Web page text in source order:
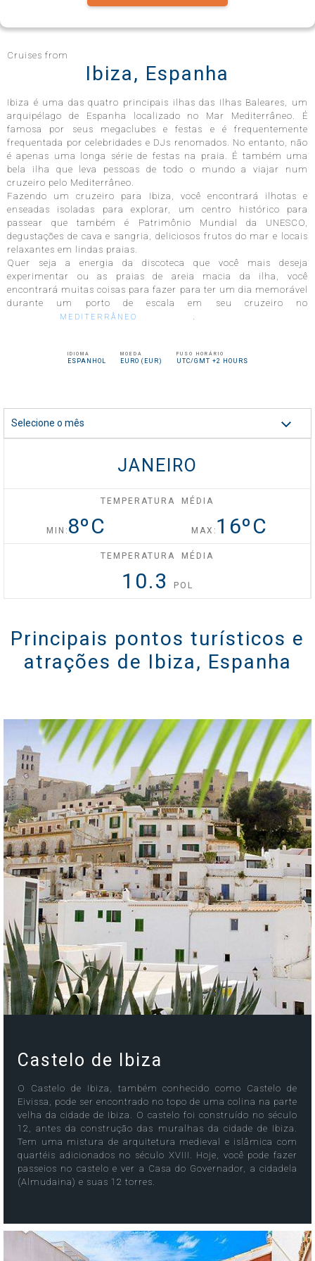
Infinity®
Millennium®
Reflection®
Roamer℠
Seeker℠
Silhouette®
Solstice®
Summit®
XCel℠
Wanderer℠
Cruises from
Ibiza, Espanha
Ibiza é uma das quatro principais ilhas das Ilhas Baleares, um
arquipélago de Espanha localizado no Mar Mediterrâneo. É
famosa por seus megaclubes e festas e é frequentemente
frequentada por celebridades e DJs renomados. No entanto, não
é apenas uma longa série de festas na praia. É também uma
bela ilha que leva pessoas de todo o mundo a viajar num
cruzeiro pelo Mediterrâneo.
Fazendo um cruzeiro para Ibiza, você encontrará ilhotas e
enseadas isoladas para explorar, um centro histórico para
passear que também é Patrimônio Mundial da UNESCO,
degustações de cava e sangria, deliciosos frutos do mar e locais
relaxantes em lindas praias.
Quer seja a energia da discoteca que você mais deseja
experimentar ou as praias de areia macia da ilha, você
encontrará muitas coisas para fazer para ter um dia memorável
durante um porto de escala em seu cruzeiro no
MEDITERRÂNEO .
IDIOMA
ESPANHOL
MOEDA
EURO (EUR)
FUSO HORÁRIO
UTC/GMT +2 HOURS
Selecione o mês
JANEIRO
TEMPERATURA MÉDIA
MIN:8ºC MAX: 16ºC
TEMPERATURA MÉDIA
10.3 POL
Principais pontos turísticos e
atrações de Ibiza, Espanha
Castelo de Ibiza
O Castelo de Ibiza, também conhecido como Castelo de
Eivissa, pode ser encontrado no topo de uma colina na parte
velha da cidade de Ibiza. O castelo foi construído no século
12, antes da construção das muralhas da cidade de Ibiza.
Tem uma mistura de arquitetura medieval e islâmica com
quartéis adicionados no século XVIII. Hoje, você pode fazer
passeios no castelo e ver a Casa do Governador, a cidadela
(Almudaina) e suas 12 torres.